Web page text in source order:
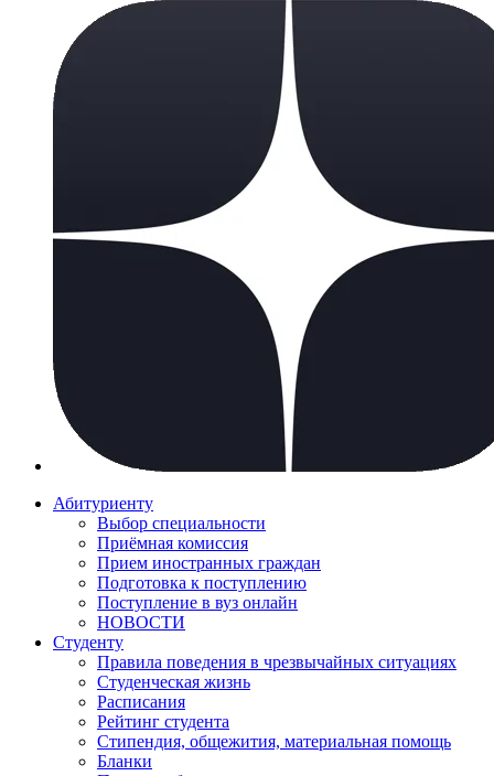
Абитуриенту
Выбор специальности
Приёмная комиссия
Прием иностранных граждан
Подготовка к поступлению
Поступление в вуз онлайн
НОВОСТИ
Студенту
Правила поведения в чрезвычайных ситуациях
Студенческая жизнь
Расписания
Рейтинг студента
Стипендия, общежития, материальная помощь
Бланки